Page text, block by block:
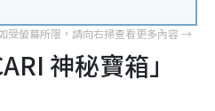
神秘寶箱」